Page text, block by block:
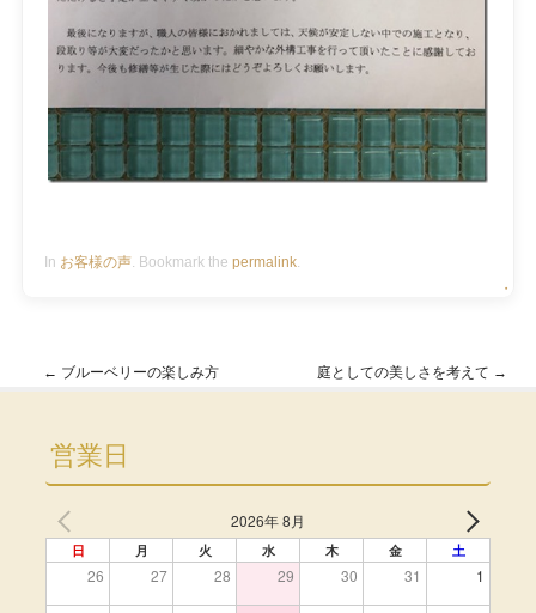
In お客様の声. Bookmark the permalink.
・
← ブルーベリーの楽しみ方 庭としての美しさを考えて →
営業日
2026年 8月
日 月 火 水 木 金 土
26 27 28 29 30 31 1